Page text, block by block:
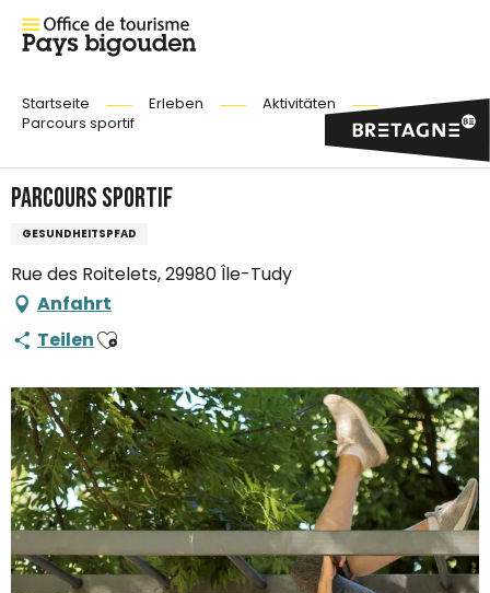
Startseite Erleben
Aktivitäten
Parcours sportif
Parcours sportif
GESUNDHEITSPFAD
Rue des Roitelets, 29980 Île-Tudy
Anfahrt
TeilenAjouter aux favoris